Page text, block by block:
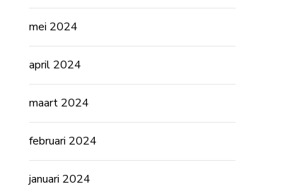
mei 2024
april 2024
maart 2024
februari 2024
januari 2024